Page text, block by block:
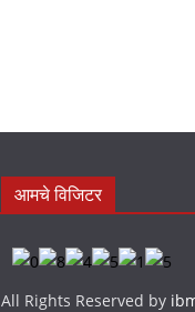
आमचे विजिटर
All Rights Reserved by